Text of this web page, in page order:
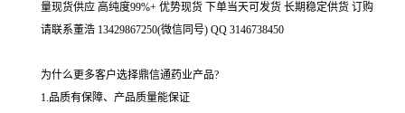
量现货供应 高纯度99%+ 优势现货 下单当天可发货 长期稳定供货 订购
请联系董浩 13429867250(微信同号) QQ 3146738450
为什么更多客户选择鼎信通药业产品?
1.品质有保障、产品质量能保证